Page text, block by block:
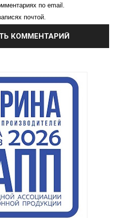
по email.
почтой.